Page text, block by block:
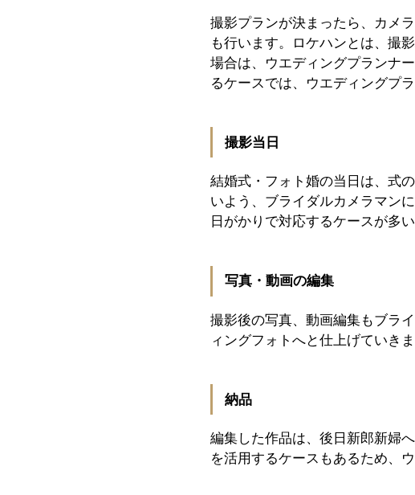
撮影プランが決まったら、カメ
も行います。ロケハンとは、撮
場合は、ウエディングプランナ
るケースでは、ウエディングプ
撮影当日
結婚式・フォト婚の当日は、式
いよう、ブライダルカメラマン
日がかりで対応するケースが多い
写真・動画の編集
撮影後の写真、動画編集もブラ
ィングフォトへと仕上げていきま
納品
編集した作品は、後日新郎新婦
を活用するケースもあるため、